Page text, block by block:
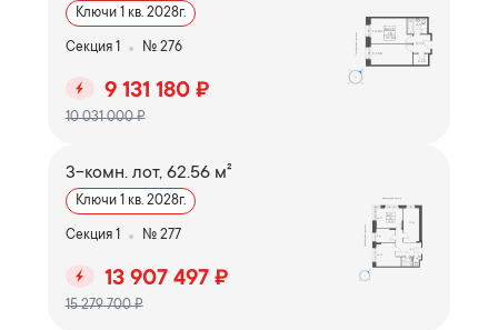
Ключи 1 кв. 2028г.
Секция 1 № 276
9 131 180 ₽
10 031 000 ₽
3-комн. лот, 62.56 м²
Ключи 1 кв. 2028г.
Секция 1 № 277
13 907 497 ₽
15 279 700 ₽